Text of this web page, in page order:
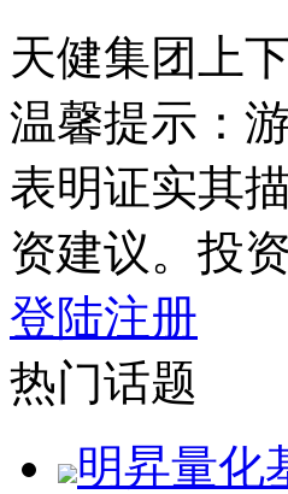
天健集团上
温馨提示：
表明证实其
资建议。投
登陆注册
热门话题
明昇量化